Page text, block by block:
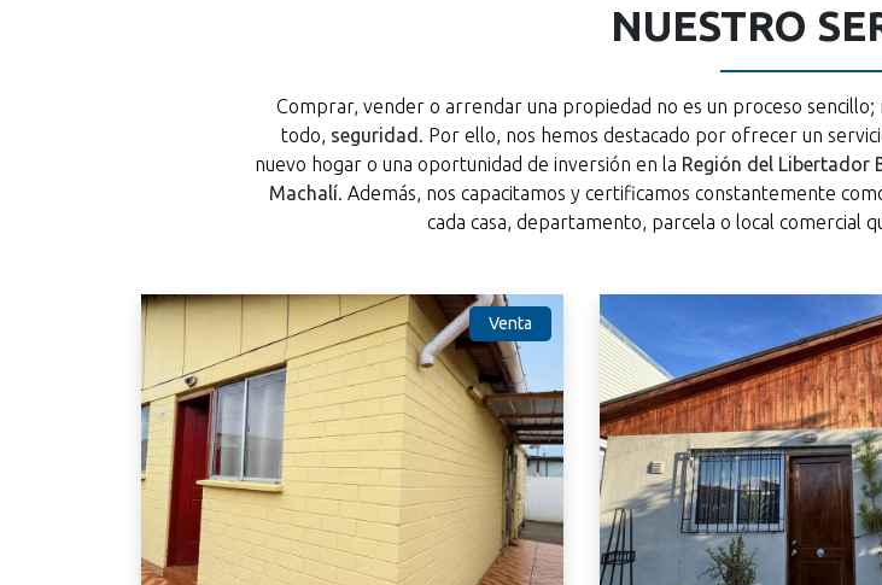
NUESTRO
Comprar, vender o arrendar una propiedad no es un proceso sencillo;
todo, seguridad . Por ello, nos hemos destacado por ofrecer un
nuevo hogar o una oportunidad de inversión en la Región del Libertador
Machalí. Además, nos capacitamos y certificamos constantemente
cada casa, departamento, parcela o local comercial
Venta